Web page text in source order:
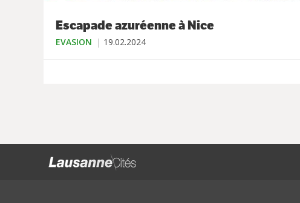
Escapade azuréenne à Nice
EVASION 19.02.2024